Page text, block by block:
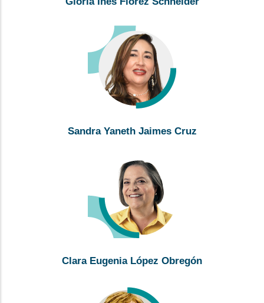
Sandra Yaneth Jaimes Cruz
Clara Eugenia López Obregón